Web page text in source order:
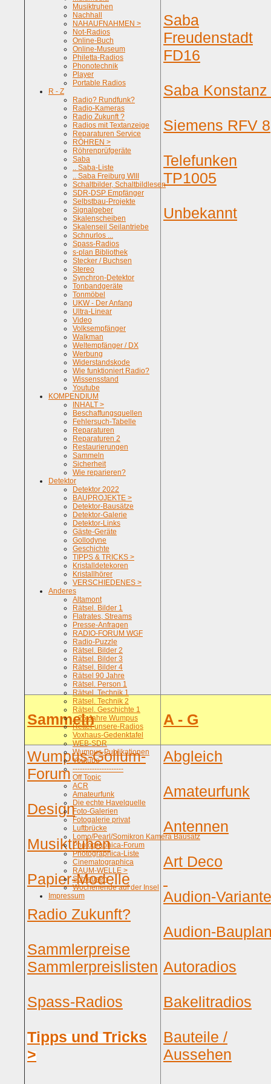
Musiktruhen
Nachhall
NAHAUFNAHMEN >
Not-Radios
Online-Buch
Online-Museum
Philetta-Radios
Phonotechnik
Player
Portable Radios
R - Z
Radio? Rundfunk?
Radio-Kameras
Radio Zukunft ?
Radios mit Textanzeige
Reparaturen Service
RÖHREN >
Röhrenprüfgeräte
Saba
.. Saba-Liste
.. Saba Freiburg WIII
Schaltbilder, Schaltbildlesen
SDR-DSP Empfänger
Selbstbau-Projekte
Signalgeber
Skalenscheiben
Skalenseil Seilantriebe
Schnurlos ...
Spass-Radios
s-plan Bibliothek
Stecker / Buchsen
Stereo
Synchron-Detektor
Tonbandgeräte
Tonmöbel
UKW - Der Anfang
Ultra-Linear
Video
Volksempfänger
Walkman
Weltempfänger / DX
Werbung
Widerstandskode
Wie funktioniert Radio?
Wissensstand
Youtube
KOMPENDIUM
INHALT >
Beschaffungsquellen
Fehlersuch-Tabelle
Reparaturen
Reparaturen 2
Restaurierungen
Sammeln
Sicherheit
Wie reparieren?
Detektor
Detektor 2022
BAUPROJEKTE >
Detektor-Bausätze
Detektor-Galerie
Detektor-Links
Gäste-Geräte
Gollodyne
Geschichte
TIPPS & TRICKS >
Kristalldetekoren
Kristallhörer
VERSCHIEDENES >
Anderes
Altamont
Rätsel. Bilder 1
Flatrates, Streams
Presse-Anfragen
RADIO-FORUM WGF
Radio-Puzzle
Rätsel. Bilder 2
Rätsel. Bilder 3
Rätsel. Bilder 4
Rätsel 90 Jahre
Rätsel. Person 1
Rätsel. Technik 1
Rätsel. Technik 2
Rätsel. Geschichte 1
.. 25 Jahre Wumpus
Rettet-unsere-Radios
Voxhaus-Gedenktafel
WEB-SDR
Wumpus-Publikationen
Youtube
---------------------
Off Topic
ACR
Amateurfunk
Die echte Havelquelle
Foto-Galerien
Fotogalerie privat
Luftbrücke
Lomo/Pearl/Somikron Kamera Bausatz
Photographica-Forum
Photographica-Liste
Cinematographica
RAUM-WELLE >
Schleusen
Wochenende auf der Insel
Impressum
Saba
Freudenstadt
FD16
Saba Konstanz
Siemens RFV 8
Telefunken
TP1005
Unbekannt
Sammeln A - G
Wumpus-Gollum-
Forum
Design
Musiktruhen
Papier-Modelle
Radio Zukunft?
Sammlerpreise
Sammlerpreislisten
Spass-Radios
Tipps und Tricks
>
Abgleich
Amateurfunk
Antennen
Art Deco
Audion-
Audion-
Autoradios
Bakelitradios
Bauteile /
Aussehen